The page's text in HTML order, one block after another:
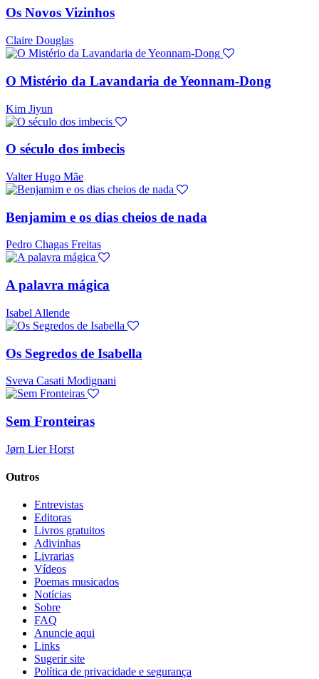
Os Novos Vizinhos
Claire Douglas
O Mistério da Lavandaria de Yeonnam-Dong
Kim Jiyun
O século dos imbecis
Valter Hugo Mãe
Benjamim e os dias cheios de nada
Pedro Chagas Freitas
A palavra mágica
Isabel Allende
Os Segredos de Isabella
Sveva Casati Modignani
Sem Fronteiras
Jørn Lier Horst
Outros
Entrevistas
Editoras
Livros gratuitos
Adivinhas
Livrarias
Vídeos
Poemas musicados
Notícias
Sobre
FAQ
Anuncie aqui
Links
Sugerir site
Política de privacidade e segurança